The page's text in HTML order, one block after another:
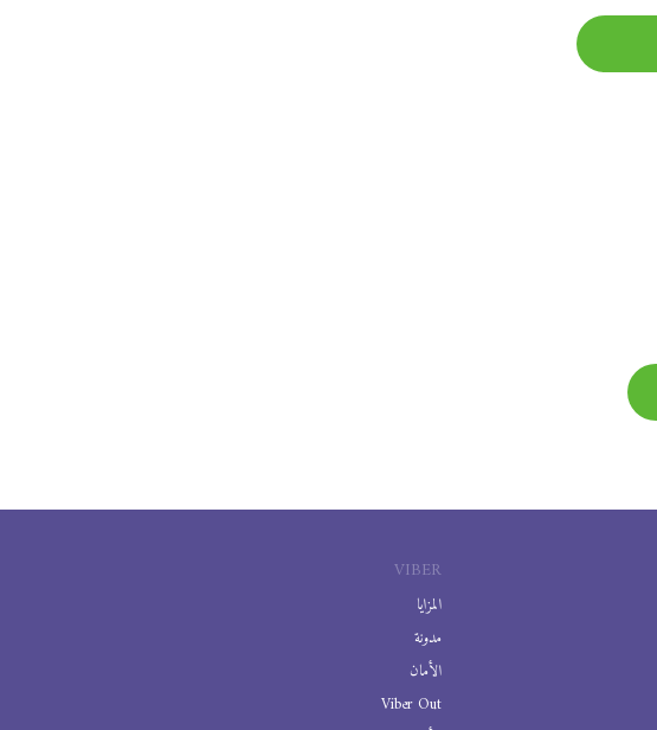
VIBER
المزايا
مدونة
الأمان
Viber Out